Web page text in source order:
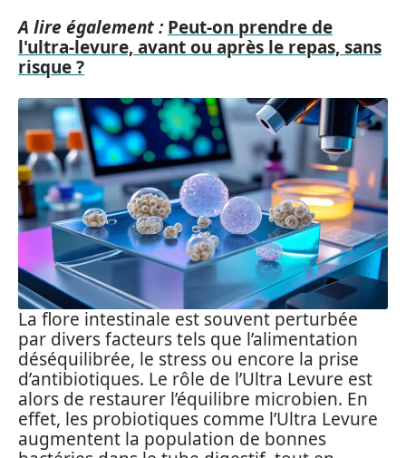
A lire également : Peut-on prendre de
l'ultra-levure, avant ou après le repas, sans
risque ?
La flore intestinale est souvent perturbée
par divers facteurs tels que l’alimentation
déséquilibrée, le stress ou encore la prise
d’antibiotiques. Le rôle de l’Ultra Levure est
alors de restaurer l’équilibre microbien. En
effet, les probiotiques comme l’Ultra Levure
augmentent la population de bonnes